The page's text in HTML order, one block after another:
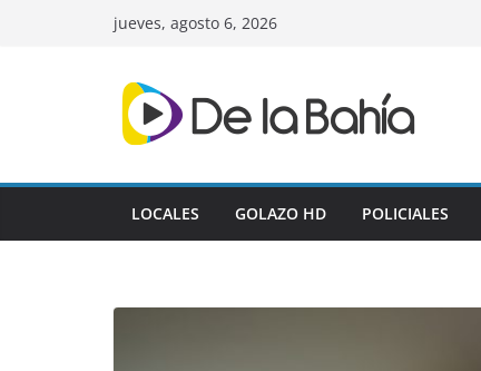
jueves, agosto 6, 2026
LOCALES GOLAZO HD POLICIALES